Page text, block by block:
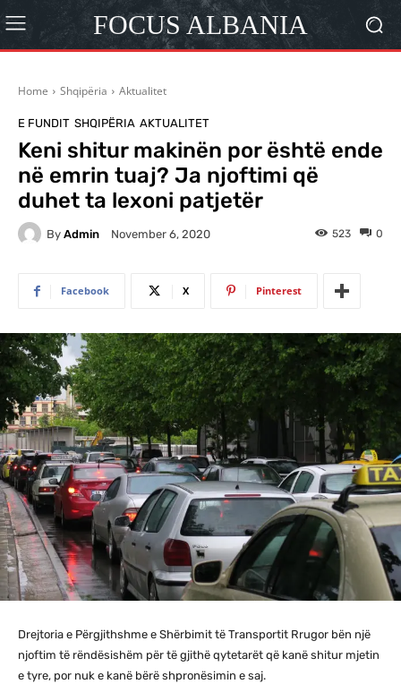
FOCUS ALBANIA
Home Shqipëria Aktualitet
E FUNDIT SHQIPËRIA AKTUALITET
Keni shitur makinën por është ende
në emrin tuaj? Ja njoftimi që
duhet ta lexoni patjetër
By Admin November 6, 2020 0
523
Facebook X Pinterest
Drejtoria e Përgjithshme e Shërbimit të Transportit Rrugor bën një
njoftim të rëndësishëm për të gjithë qytetarët që kanë shitur mjetin
e tyre, por nuk e kanë bërë shpronësimin e saj.